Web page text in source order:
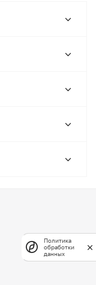
Политика
обработки
данных